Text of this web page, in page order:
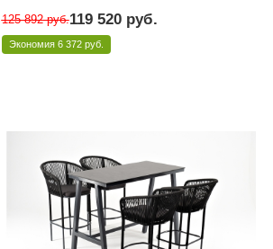
Под заказ 10 дней
Арт.: R70-SHT-TU2-1/4хAS1158 B-Rope-2
125 892руб.119 520руб.
Экономия 6 372 руб.